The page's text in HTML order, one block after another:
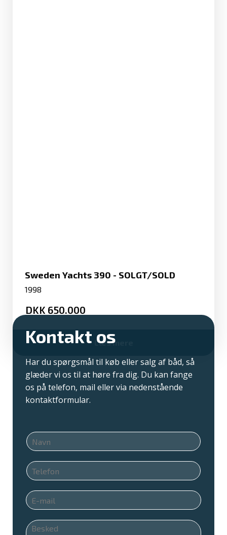
Sweden Yachts 390 - SOLGT/SOLD
1998
650.000
Læs mere
Kontakt os
Har du spørgsmål til køb eller salg af båd, så
glæder vi os til at høre fra dig. Du kan fange
os på telefon, mail eller via nedenstående
kontaktformular.
N
a
n
*
T
e
e
f
n
E
m
iB